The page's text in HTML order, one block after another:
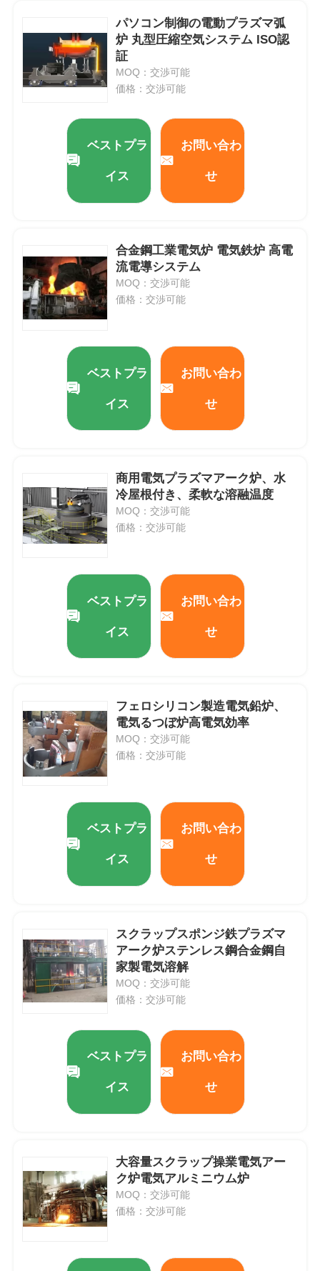
真空の誘導の溶ける炉
産業溶ける炉
アルミニウム融解炉
バキュームシンターストーブ
プラズマアーク炉
車の最下の炉
工業用温水ボイラー
生物量の蒸気ボイラ
産業用実験室のオーブン
真空の乾燥オーブン
CCM 鋳造機
パソコン制御の電動プラズマ弧
炉 丸型圧縮空気システム ISO認
証
MOQ：交渉可能
価格：交渉可能
ベストプラ
イス
お問い合わ
せ
合金鋼工業電気炉 電気鉄炉 高電
流電導システム
MOQ：交渉可能
価格：交渉可能
ベストプラ
イス
お問い合わ
せ
商用電気プラズマアーク炉、水
冷屋根付き、柔軟な溶融温度
MOQ：交渉可能
価格：交渉可能
ベストプラ
イス
お問い合わ
せ
フェロシリコン製造電気鉛炉、
電気るつぼ炉高電気効率
MOQ：交渉可能
価格：交渉可能
ベストプラ
イス
お問い合わ
せ
スクラップスポンジ鉄プラズマ
アーク炉ステンレス鋼合金鋼自
家製電気溶解
MOQ：交渉可能
価格：交渉可能
ベストプラ
イス
お問い合わ
せ
大容量スクラップ操業電気アー
ク炉電気アルミニウム炉
MOQ：交渉可能
価格：交渉可能